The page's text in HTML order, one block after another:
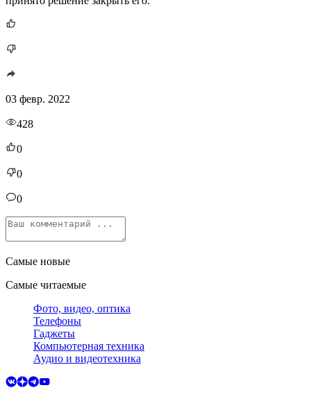
03 февр. 2022
428
0
0
0
Самые новые
Самые читаемые
Фото, видео, оптика
Телефоны
Гаджеты
Компьютерная техника
Аудио и видеотехника